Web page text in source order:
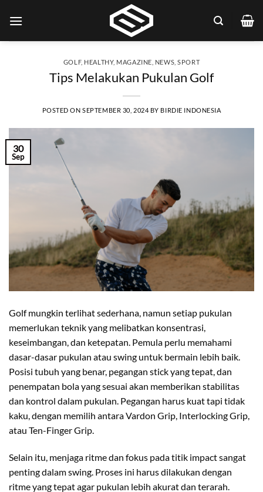
GOLF, HEALTHY, MAGAZINE NEWS ,SPORT
Tips Melakukan Pukulan Golf
POSTED ONSEPTEMBER 30, 2024 BY BIRDIE INDONESIA
30
Sep
Golf mungkin terlihat sederhana, namun setiap pukulan
memerlukan teknik yang melibatkan konsentrasi,
keseimbangan, dan ketepatan. Pemula perlu memahami
dasar-dasar pukulan atau swing untuk bermain lebih baik.
Posisi tubuh yang benar, pegangan stick yang tepat, dan
penempatan bola yang sesuai akan memberikan stabilitas
dan kontrol dalam pukulan. Pegangan harus kuat tapi tidak
kaku, dengan memilih antara Vardon Grip, Interlocking Grip,
atau Ten-Finger Grip.
Selain itu, menjaga ritme dan fokus pada titik impact sangat
penting dalam swing. Proses ini harus dilakukan dengan
ritme yang tepat agar pukulan lebih akurat dan terarah.